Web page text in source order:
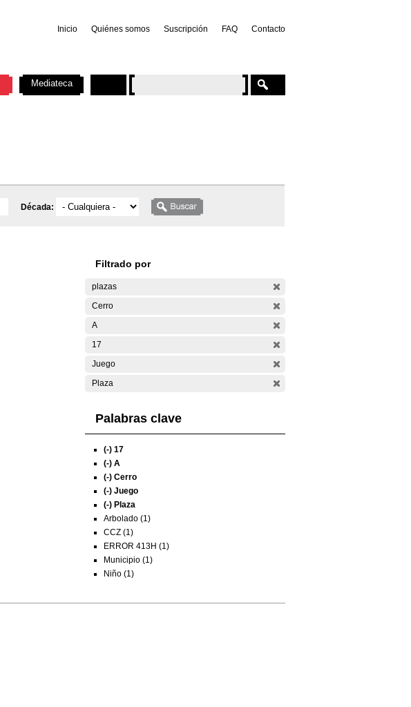
Inicio Quiénes somos Suscripción FAQ Contacto
Década:
Filtrado por
plazas
Cerro
A
17
Juego
Plaza
Palabras clave
(-) 17
(-) A
(-) Cerro
(-) Juego
(-) Plaza
Arbolado (1)
CCZ (1)
ERROR 413H (1)
Municipio (1)
Niño (1)
Mediateca